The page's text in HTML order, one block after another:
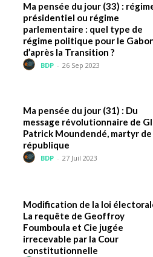
Ma pensée du jour (33) :
présidentiel ou régime
parlementaire : quel type de
régime politique pour le
d’après la Transition ?
BDP - 26 Sep 2023
Ma pensée du jour (31) : Du
message révolutionnaire de
Patrick Moundendé, martyr de
république
BDP - 27 Juil 2023
Modification de la loi
La requête de Geoffroy
Foumboula et Cie jugée
irrecevable par la Cour
constitutionnelle